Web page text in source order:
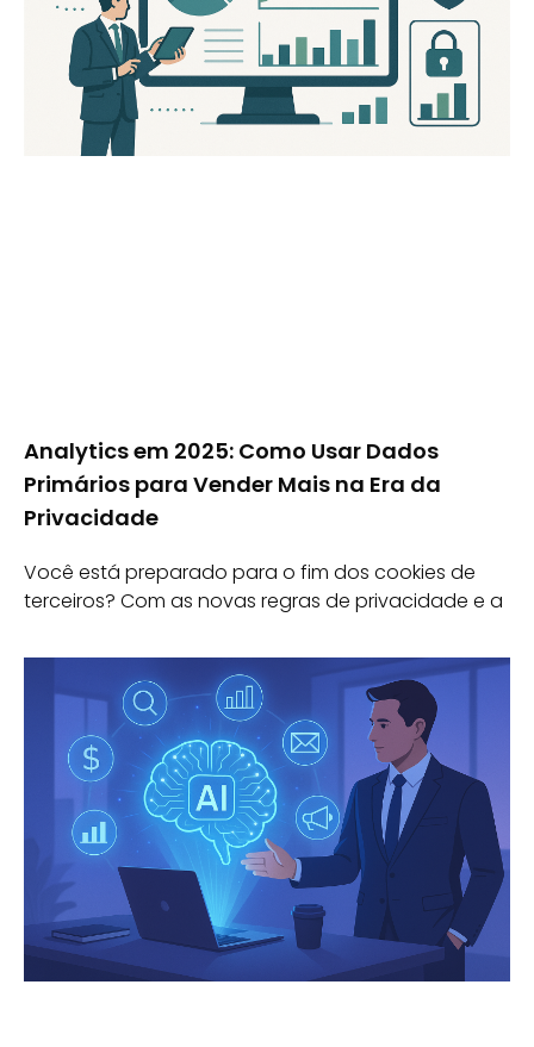
Analytics em 2025: Como Usar Dados
Primários para Vender Mais na Era da
Privacidade
Você está preparado para o fim dos cookies de
terceiros? Com as novas regras de privacidade e a